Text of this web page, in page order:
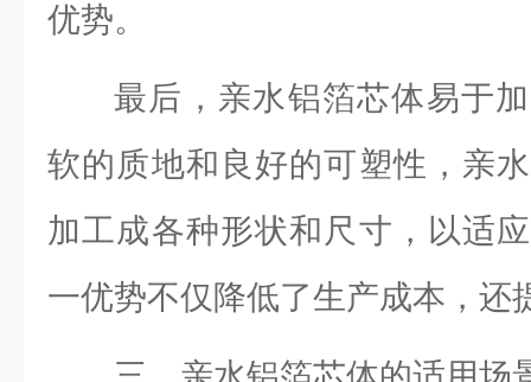
优势。
最后，亲水铝箔芯体易于
软的质地和良好的可塑性，亲
加工成各种形状和尺寸，以适
一优势不仅降低了生产成本，还